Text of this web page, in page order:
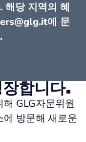
해당 지역의 혜
에 문
합니다.
GLG자문위원
방문해 새로운